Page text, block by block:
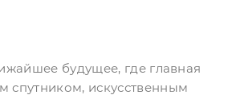
будущее, где главная
спутником, искусственным